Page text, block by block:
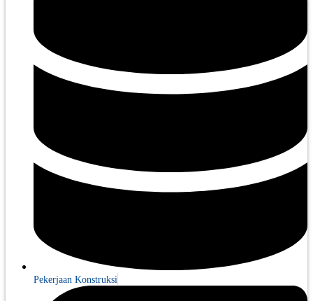
Pekerjaan Konstruksi